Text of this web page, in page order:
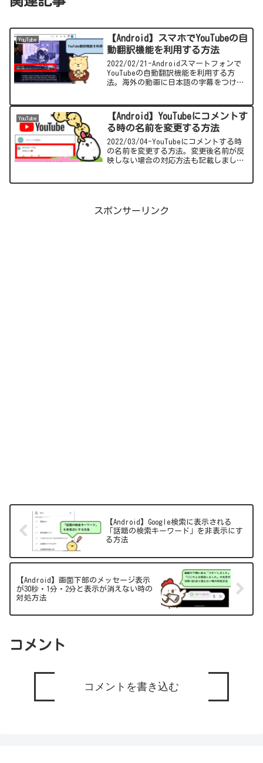
YouTube
【Android】スマホでYouTubeの自
動翻訳機能を利用する方法
2022/02/21-Androidスマートフォンで
YouTubeの自動翻訳機能を利用する方
法。海外の動画に日本語の字幕をつける
は利用できません。
YouTube
【Android】YouTubeにコメントす
る時の名前を変更する方法
2022/03/04-YouTubeにコメントする時
の名前を変更する方法。変更後名前が反
映しない場合の対応方法も記載しました
スポンサーリンク
【Android】Google検索に表示される
「話題の検索キーワード」を非表示にす
る方法
【Android】画面下部のメッセージ表示
が30秒・1分・2分と表示が消えない時の
対処方法
コメント
コメントを書き込む